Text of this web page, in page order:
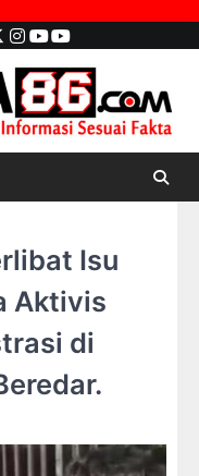
Instagram
youtube
youtube
Isu
Aktivis
di